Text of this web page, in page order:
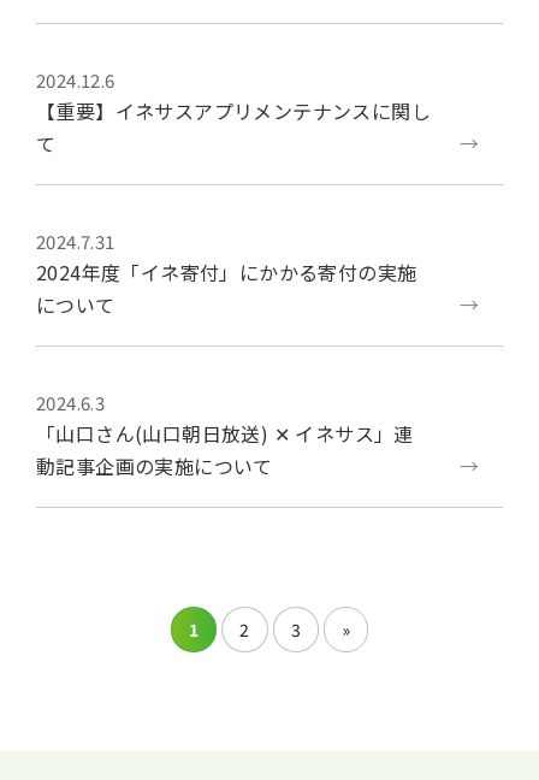
2024.12.6
【重要】イネサスアプリメンテナンスに関し
て
2024.7.31
2024年度「イネ寄付」にかかる寄付の実施
について
2024.6.3
「山口さん(山口朝日放送) ✕ イネサス」連
動記事企画の実施について
1 2 3 »